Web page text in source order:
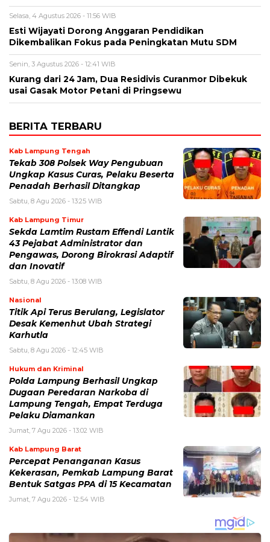
Selasa, 4 Agustus 2026 - 11:56 WIB
Esti Wijayati Dorong Anggaran Pendidikan
Dikembalikan Fokus pada Peningkatan Mutu SDM
Senin, 3 Agustus 2026 - 12:41 WIB
Kurang dari 24 Jam, Dua Residivis Curanmor Dibekuk
usai Gasak Motor Petani di Pringsewu
BERITA TERBARU
Kab Lampung Tengah
Tekab 308 Polsek Way Pengubuan
Ungkap Kasus Curas, Pelaku Beserta
Penadah Berhasil Ditangkap
Sabtu, 8 Agu 2026 - 13:25 WIB
Kab Lampung Timur
Sekda Lamtim Rustam Effendi Lantik
43 Pejabat Administrator dan
Pengawas, Dorong Birokrasi Adaptif
dan Inovatif
Sabtu, 8 Agu 2026 - 13:08 WIB
Nasional
Titik Api Terus Berulang, Legislator
Desak Kemenhut Ubah Strategi
Karhutla
Sabtu, 8 Agu 2026 - 12:45 WIB
Hukum dan Kriminal
Polda Lampung Berhasil Ungkap
Dugaan Peredaran Narkoba di
Lampung Tengah, Empat Terduga
Pelaku Diamankan
Jumat, 7 Agu 2026 - 13:02 WIB
Kab Lampung Barat
Percepat Penanganan Kasus
Kekerasan, Pemkab Lampung Barat
Bentuk Satgas PPA di 15 Kecamatan
Jumat, 7 Agu 2026 - 12:54 WIB